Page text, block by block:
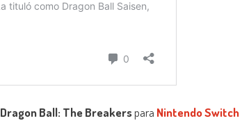
Dragon Ball: The Breakerspara Nintendo Switch